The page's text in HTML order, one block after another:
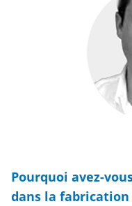
Pourquoi avez-
dans la fabrication